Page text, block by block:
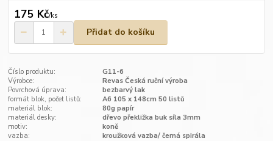
175 Kč/ks
Přidat do košíku
Číslo produktu:
G11-6
Výrobce:
Revas Česká ruční výroba
Povrchová úprava:
bezbarvý lak
formát blok, počet listů:
A6 105 x 148cm 50 listů
materiál blok:
80g papír
materiál desky:
dřevo překližka buk síla 3mm
motiv:
koně
vazba:
kroužková vazba/ černá spirála